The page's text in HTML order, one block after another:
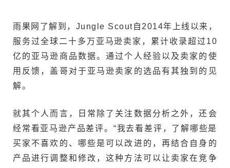
雨果网了解到，Jungle Scout自2014年上线以来，
服务过全球二十多万亚马逊卖家，累计收录超过10
亿的亚马逊商品数据。通过个人经验以及卖家的使
用反馈，盖哥对于亚马逊卖家的选品有其独到的见
解。
就其个人而言，日常除了关注数据分析之外，还会
经常看亚马逊产品差评。“我去看差评，了解哪些是
买家不喜欢的、哪些是可以改进的，再结合自身的
产品进行调整和修改，这种方法可以让卖家在竞争